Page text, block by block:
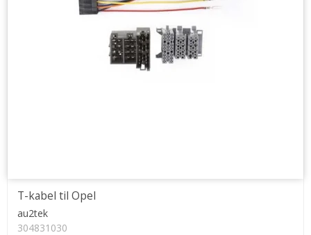
T-kabel til Opel
au2tek
304831030